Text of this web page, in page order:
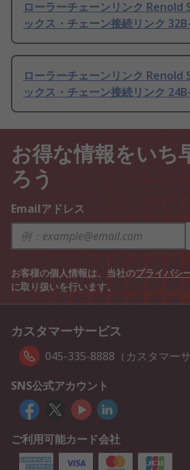
ローラーチェーンリンク Renold
ックス・チェーン接続リンク
ローラーチェーンリンク Renold
ックス・チェーン接続リンク
お得な情報をいち
ろう
Emailアドレス
お客様の個人情報は、当社のプライバシ
に取り扱いを行います。
カスタマーサービス
045-335-8888（カスタマーサ
SNS公式アカウント
ご利用可能カード会社